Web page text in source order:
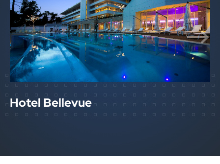
Hotel Bellevue